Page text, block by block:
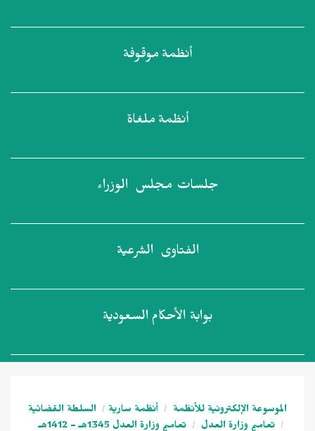
أنظمة موقوفة
أنظمة ملغاة
جلسات مجلس الوزراء
الفتاوى الشرعية
بوابة الأحكام السعودية
الموسوعة الإلكترونية للأنظمة أنظمة سارية
السلطة القضائية
تعاميم وزارة العدل
تعاميم وزارة العدل 1345هـ - 1412هـ